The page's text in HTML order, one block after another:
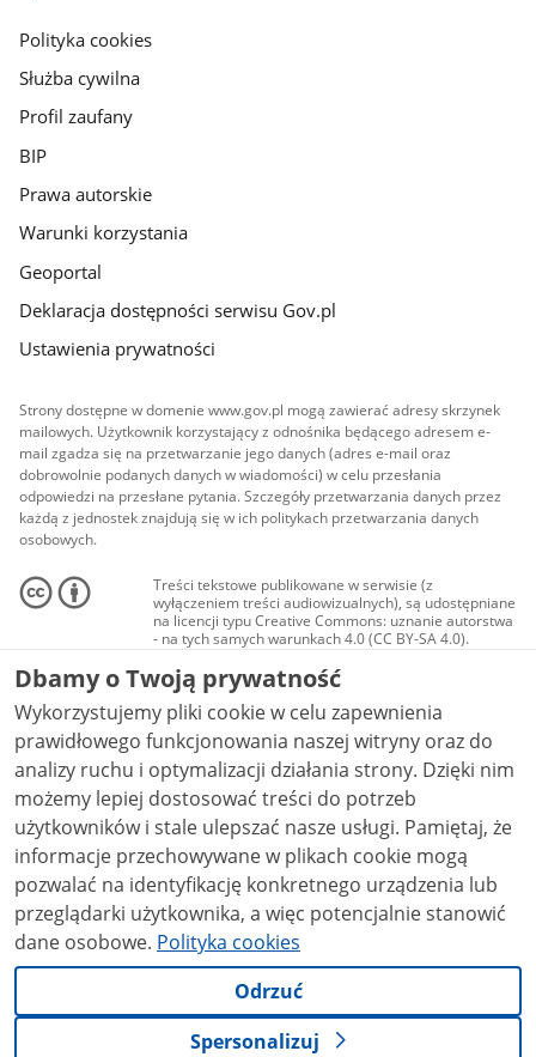
gov.pl
Polityka cookies
Służba cywilna
Profil zaufany
BIP
Prawa autorskie
Warunki korzystania
Geoportal
Deklaracja dostępności serwisu Gov.pl
Ustawienia prywatności
Strony dostępne w domenie www.gov.pl mogą zawierać adresy skrzynek
mailowych. Użytkownik korzystający z odnośnika będącego adresem e-
mail zgadza się na przetwarzanie jego danych (adres e-mail oraz
dobrowolnie podanych danych w wiadomości) w celu przesłania
odpowiedzi na przesłane pytania. Szczegóły przetwarzania danych przez
każdą z jednostek znajdują się w ich politykach przetwarzania danych
osobowych.
Treści tekstowe publikowane w serwisie (z
wyłączeniem treści audiowizualnych), są udostępniane
na licencji typu Creative Commons: uznanie autorstwa
- na tych samych warunkach 4.0 (CC BY-SA 4.0).
Materiały audiowizualne, w tym zdjęcia, materiały
audio i wideo, są udostępniane na licencji typu
Creative Commons: uznanie autorstwa użycie
niekomercyjne - bez utworów zależnych 4.0 (CC BY-
NC-ND 4.0), o ile nie jest to stwierdzone inaczej.
Dbamy o Twoją prywatność
Wykorzystujemy pliki cookie w celu zapewnienia
prawidłowego funkcjonowania naszej witryny oraz do
analizy ruchu i optymalizacji działania strony. Dzięki nim
możemy lepiej dostosować treści do potrzeb
użytkowników i stale ulepszać nasze usługi. Pamiętaj, że
informacje przechowywane w plikach cookie mogą
pozwalać na identyfikację konkretnego urządzenia lub
przeglądarki użytkownika, a więc potencjalnie stanowić
dane osobowe. Polityka cookies
Odrzuć
Spersonalizuj